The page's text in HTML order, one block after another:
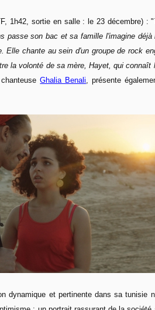
1h42, sortie en salle : le 23 décembre) : "
passe son bac et sa famille l'imagine déjà
chante au sein d'un groupe de rock
la volonté de sa mère, Hayet, qui connaît
Ghalia Benali , présente
dynamique et pertinente dans sa tunisie